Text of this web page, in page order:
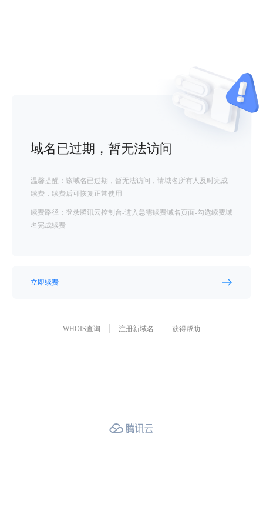
域名已过期，暂无法访问
温馨提醒：该域名已过期，暂无法访问，请域名所有人及时完成
续费，续费后可恢复正常使用
续费路径：登录腾讯云控制台-进入急需续费域名页面-勾选续费域
名完成续费
立即续费
WHOIS查询 注册新域名 获得帮助